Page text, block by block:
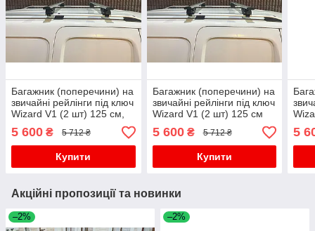
Багажник (поперечини) на
звичайні рейлінги під ключ
Wizard V1 (2 шт) 125 см,
Чорний для Volkswagen
Touareg 2010-2018 рр
5 600 ₴ 5 712 ₴
Купити
Багажник (поперечини) на
звичайні рейлінги під ключ
Wizard V1 (2 шт) 125 см
Чорний для мерседес Vito
W638 1996-2003 рр
5 600₴ 5 712 ₴
Купити
5
Акційні пропозиції та новинки
–2% –2%